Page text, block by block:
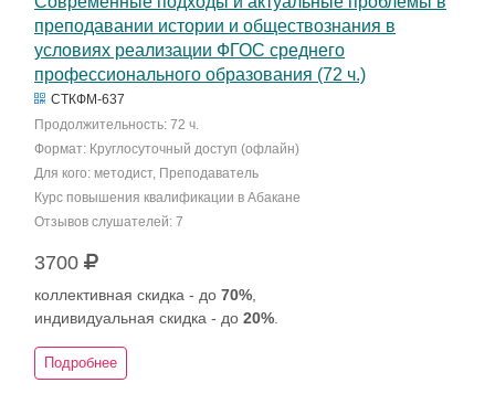
преподавании истории и обществознания в
условиях реализации ФГОС среднего
профессионального образования (72 ч.)
СТКФМ-637
Продолжительность: 72 ч.
Формат: Круглосуточный доступ (офлайн)
Для кого: методист, Преподаватель
Курс повышения квалификации в Абакане
Отзывов слушателей: 7
3700
коллективная скидка - до 70%
индивидуальная скидка - до 20%
Подробнее